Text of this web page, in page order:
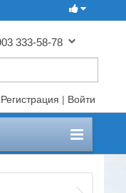
333-58-78
Регистрация | Войти